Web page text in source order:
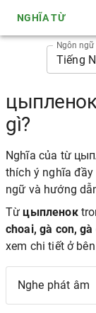
NGHĨA TỪ
Ngôn ngữ
gì?
Nghĩa của từ
thích ý nghĩa
ngữ và hướng
Từцыпленок
choai, gà con, gà
xem chi tiết ở
Nghe phát âm